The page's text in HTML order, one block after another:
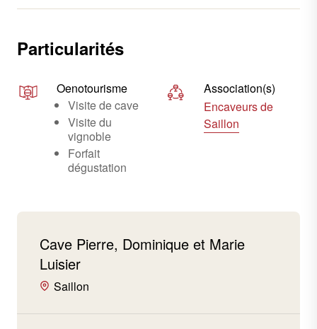
Particularités
Oenotourisme
Visite de cave
Visite du
vignoble
Forfait
dégustation
Association(s)
Encaveurs de
Saillon
Cave Pierre, Dominique et Marie
Luisier
Saillon